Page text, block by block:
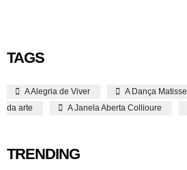
TAGS
A Alegria de Viver A Dança Matisse
da arte
A Janela Aberta Collioure
TRENDING